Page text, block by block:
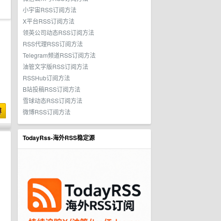
小宇宙RSS订阅方法
X平台RSS订阅方法
领英公司动态RSS订阅方法
RSS代理RSS订阅方法
Telegram频道RSS订阅方法
油管文字版RSS订阅方法
RSSHub订阅方法
B站投稿RSS订阅方法
雪球动态RSS订阅方法
微博RSS订阅方法
TodayRss-海外RSS稳定源